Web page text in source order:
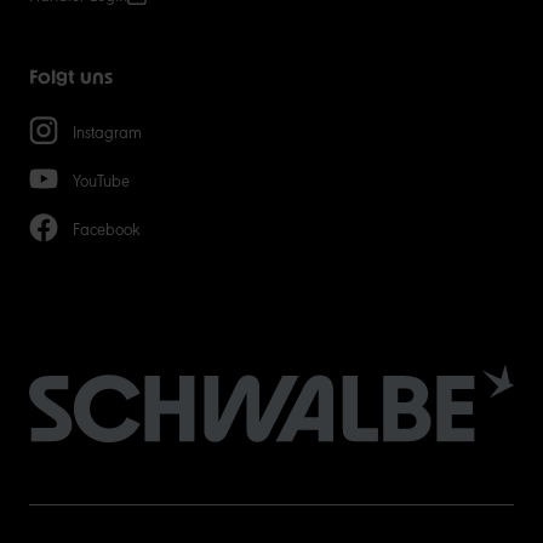
Folgt uns
Instagram
YouTube
Facebook